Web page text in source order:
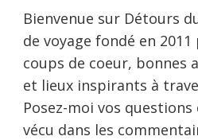
Bienvenue sur Détours
de voyage fondé en
coups de coeur, bonnes
et lieux inspirants à
Posez-moi vos
vécu dans les